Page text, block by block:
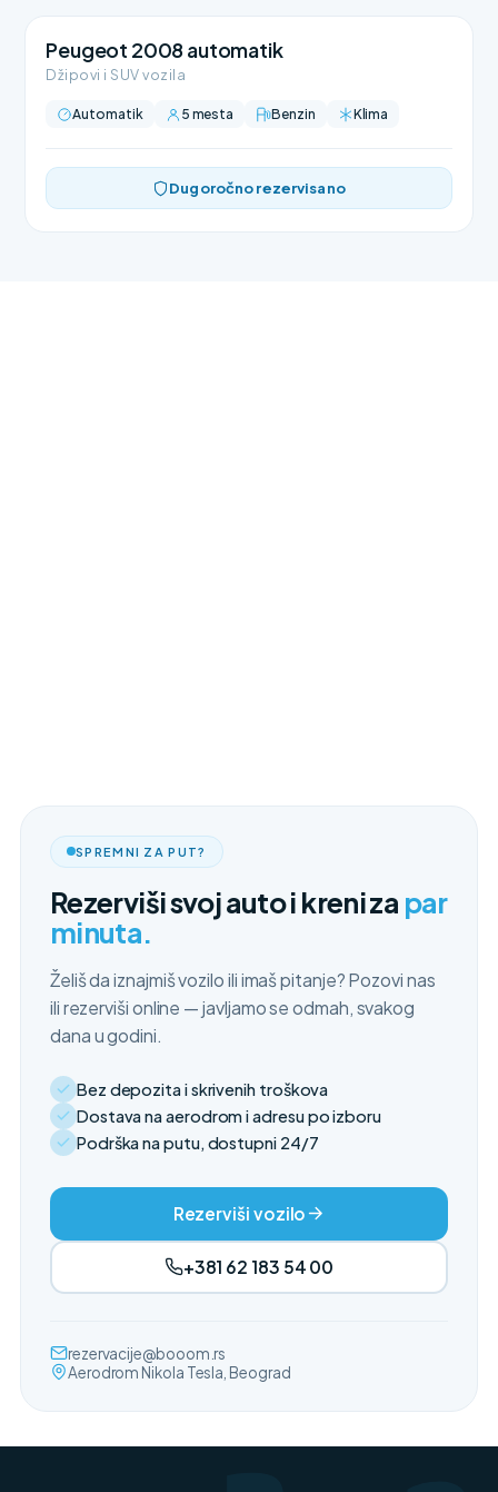
Peugeot 2008 automatik
Džipovi i SUV vozila
Automatik 5 mesta Benzin Klima
Dugoročno rezervisano
SPREMNI ZA PUT?
Rezerviši svoj auto i kreni za par
minuta.
Želiš da iznajmiš vozilo ili imaš pitanje? Pozovi nas
ili rezerviši online — javljamo se odmah, svakog
dana u godini.
Bez depozita i skrivenih troškova
Dostava na aerodrom i adresu po izboru
Podrška na putu, dostupni 24/7
Rezerviši vozilo
+381 62 183 54 00
rezervacije@booom.rs
Aerodrom Nikola Tesla, Beograd